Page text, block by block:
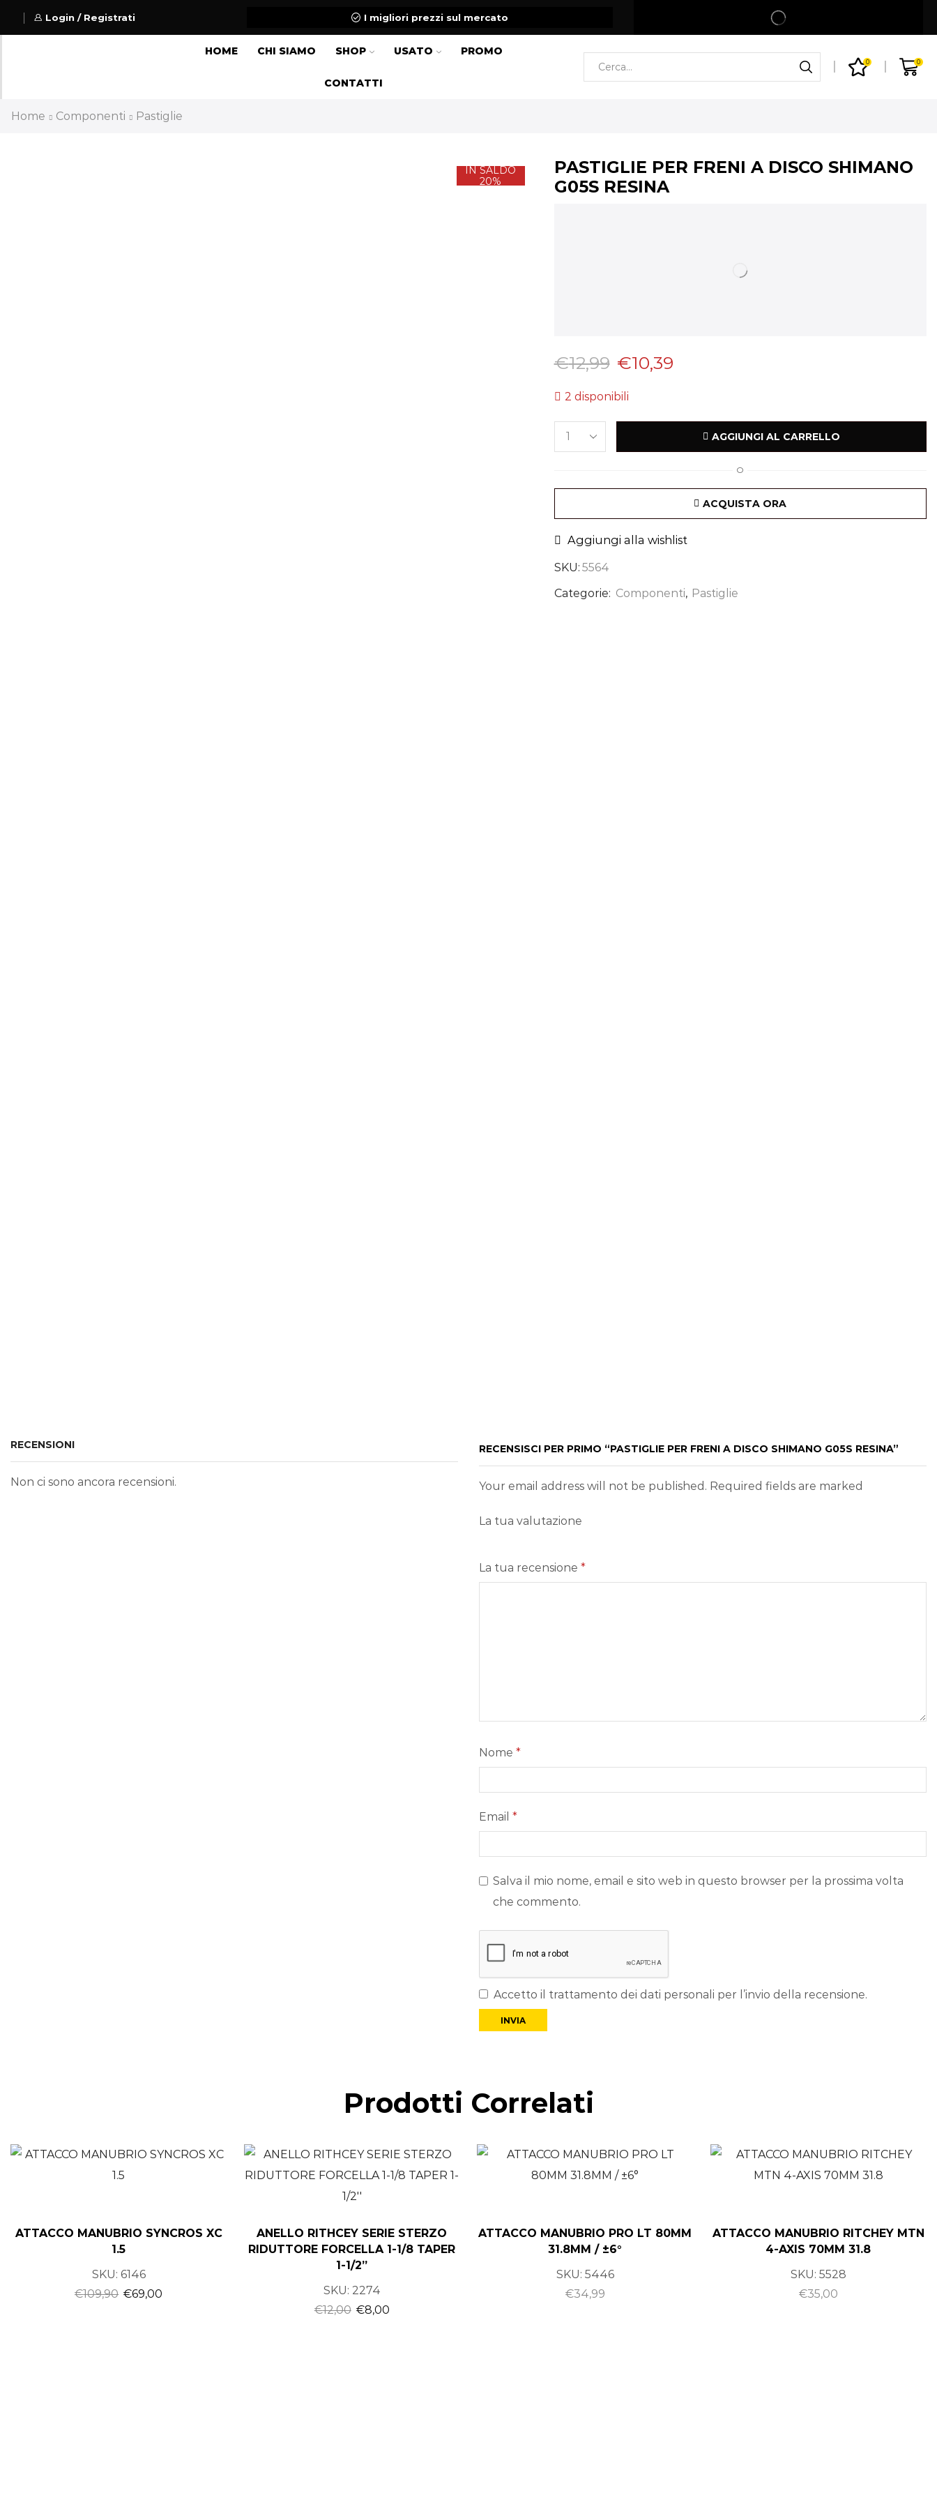
Login / Registrati I migliori prezzi sul mercato Spedizione gratuita per ordini superiori a 99€
HOME CHI SIAMO SHOP USATO PROMO
CONTATTI
0 0
Home Componenti Pastiglie
IN SALDO
20%
PASTIGLIE PER FRENI A DISCO SHIMANO
G05S RESINA
€12,99 €10,39
2 disponibili
AGGIUNGI AL CARRELLO
O
ACQUISTA ORA
Aggiungi alla wishlist
SKU: 5564
Categorie: Componenti, Pastiglie
RECENSIONI
Non ci sono ancora recensioni.
RECENSISCI PER PRIMO “PASTIGLIE PER FRENI A DISCO SHIMANO G05S RESINA”
Your email address will not be published. Required fields are marked
La tua valutazione
La tua recensione *
Nome *
Email *
Salva il mio nome, email e sito web in questo browser per la prossima volta
che commento.
Accetto il trattamento dei dati personali per l’invio della recensione.
Prodotti Correlati
ATTACCO MANUBRIO SYNCROS XC
1.5
SKU: 6146
€109,90 €69,00
ANELLO RITHCEY SERIE STERZO
RIDUTTORE FORCELLA 1-1/8 TAPER
1-1/2”
SKU: 2274
€12,00 €8,00
ATTACCO MANUBRIO PRO LT 80MM
31.8MM / ±6°
SKU: 5446
€34,99
ATTACCO MANUBRIO RITCHEY MTN
4-AXIS 70MM 31.8
SKU: 5528
€35,00